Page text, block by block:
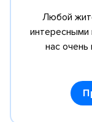
Любой
интересными
нас очень